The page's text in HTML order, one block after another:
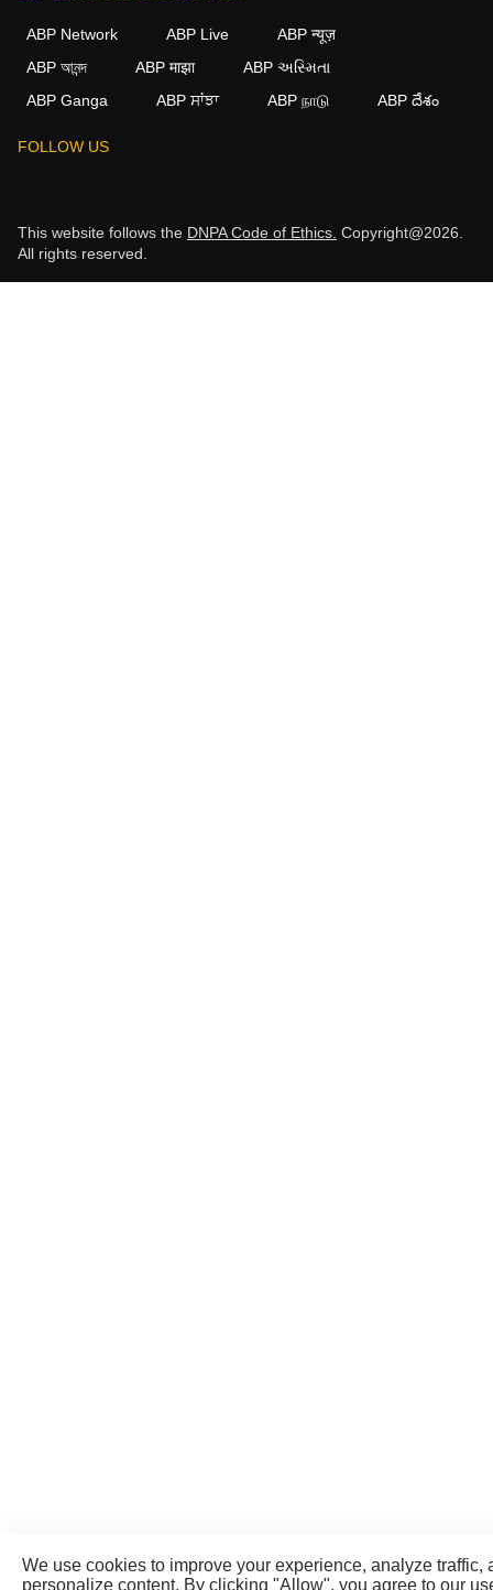
ABP Network ABP Live
ABP न्यूज़
ABP আনন্দ
ABP माझा
ABP અસ્મિતા
ABP Ganga
ABP ਸਾਂਝਾ ABP நாடு ABP దేశం
FOLLOW US
This website follows the DNPA Code of Ethics. Copyright@2026.
All rights reserved.
We use cookies to improve your experience, analyze traffic,
personalize content. By clicking "Allow", you agree to our